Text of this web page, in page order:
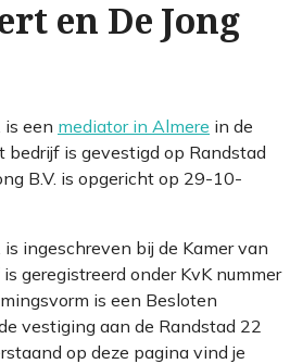
en De Jong
is een mediator in Almere in de
bedrijf is gevestigd op Randstad
B.V. is opgericht op 29-10-
is ingeschreven bij de Kamer van
geregistreerd onder KvK nummer
is een Besloten
vestiging aan de Randstad 22
op deze pagina vind je